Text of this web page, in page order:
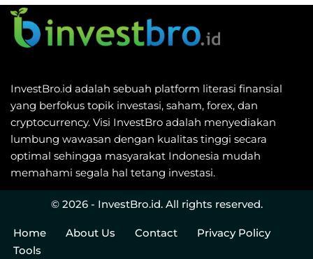
InvestBro.id adalah sebuah platform literasi finansial
yang berfokus topik investasi, saham, forex, dan
cryptocurrency. Visi InvestBro adalah menyediakan
lumbung wawasan dengan kualitas tinggi secara
optimal sehingga masyarakat Indonesia mudah
memahami segala hal tetang investasi.
© 2026 - InvestBro.id. All rights reserved.
Home About Us Contact
Privacy Policy
Tools